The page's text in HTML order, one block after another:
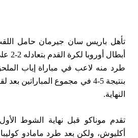
طرد منه لاعب في مباراة إياب الملحق
بنتيجة 5-4 في مجموع
النهاية.
تقدم موناكو قبل نهاية الشوط
أكليوش، ولكن بعد طرد مامادو